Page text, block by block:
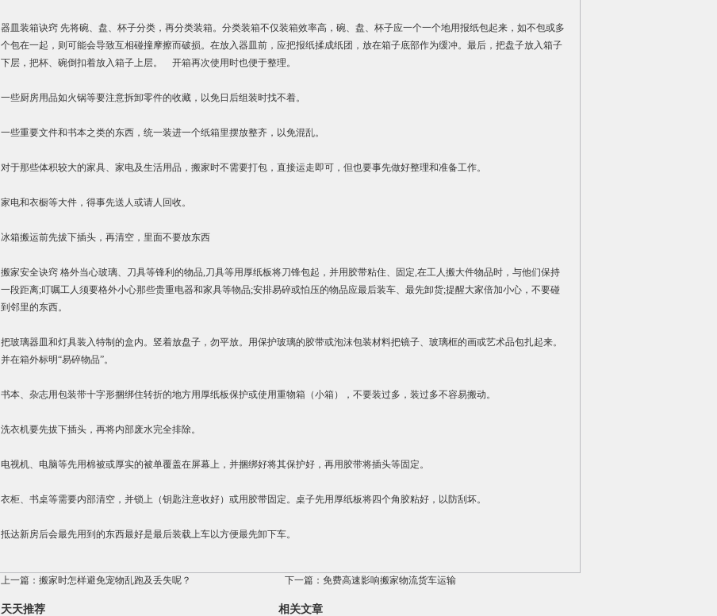
器皿装箱诀窍 先将碗、盘、杯子分类，再分类装箱。分类装箱不仅装箱效率高，碗、盘、杯子应一个一个地用报纸包起来，如不包或多
个包在一起，则可能会导致互相碰撞摩擦而破损。在放入器皿前，应把报纸揉成纸团，放在箱子底部作为缓冲。最后，把盘子放入箱子
下层，把杯、碗倒扣着放入箱子上层。 开箱再次使用时也便于整理。
一些厨房用品如火锅等要注意拆卸零件的收藏，以免日后组装时找不着。
一些重要文件和书本之类的东西，统一装进一个纸箱里摆放整齐，以免混乱。
对于那些体积较大的家具、家电及生活用品，搬家时不需要打包，直接运走即可，但也要事先做好整理和准备工作。
家电和衣橱等大件，得事先送人或请人回收。
冰箱搬运前先拔下插头，再清空，里面不要放东西
搬家安全诀窍 格外当心玻璃、刀具等锋利的物品,刀具等用厚纸板将刀锋包起，并用胶带粘住、固定,在工人搬大件物品时，与他们保持
一段距离;叮嘱工人须要格外小心那些贵重电器和家具等物品;安排易碎或怕压的物品应最后装车、最先卸货;提醒大家倍加小心，不要碰
到邻里的东西。
把玻璃器皿和灯具装入特制的盒内。竖着放盘子，勿平放。用保护玻璃的胶带或泡沫包装材料把镜子、玻璃框的画或艺术品包扎起来。
并在箱外标明“易碎物品”。
书本、杂志用包装带十字形捆绑住转折的地方用厚纸板保护或使用重物箱（小箱），不要装过多，装过多不容易搬动。
洗衣机要先拔下插头，再将内部废水完全排除。
电视机、电脑等先用棉被或厚实的被单覆盖在屏幕上，并捆绑好将其保护好，再用胶带将插头等固定。
衣柜、书桌等需要内部清空，并锁上（钥匙注意收好）或用胶带固定。桌子先用厚纸板将四个角胶粘好，以防刮坏。
抵达新房后会最先用到的东西最好是最后装载上车以方便最先卸下车。
上一篇： 搬家时怎样避免宠物乱跑及丢失呢？ 下一篇： 免费高速影响搬家物流货车运输
天天推荐 相关文章